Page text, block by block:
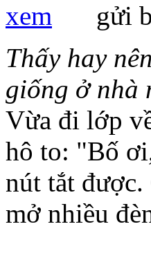
gửi
Thấy hay
giống ở nhà
Vừa đi lớp
hô to: "Bố
nút tắt được.
mở nhiều